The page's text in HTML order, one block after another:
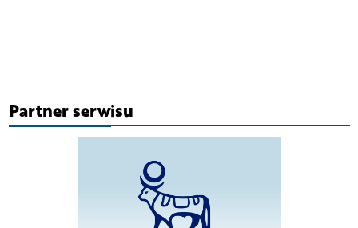
Partner serwisu